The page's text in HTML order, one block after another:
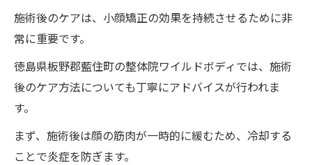
施術後のケアは、小顔矯正の効果を持続させるために非
常に重要です。
徳島県板野郡藍住町の整体院ワイルドボディでは、施術
後のケア方法についても丁寧にアドバイスが行われま
す。
まず、施術後は顔の筋肉が一時的に緩むため、冷却する
ことで炎症を防ぎます。